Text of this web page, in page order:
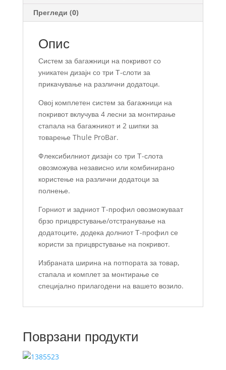
Прегледи (0)
Опис
Систем за багажници на покривот со
уникатен дизајн со три Т-слоти за
прикачување на различни додатоци.
Овој комплетен систем за багажници на
покривот вклучува 4 лесни за монтирање
стапала на багажникот и 2 шипки за
товарење Thule ProBar.
Флексибилниот дизајн со три Т-слота
овозможува независно или комбинирано
користење на различни додатоци за
полнење.
Горниот и задниот Т-профил овозможуваат
брзо прицврстување/отстранување на
додатоците, додека долниот Т-профил се
користи за прицврстување на покривот.
Избраната ширина на потпората за товар,
стапала и комплет за монтирање се
специјално прилагодени на вашето возило.
Поврзани продукти